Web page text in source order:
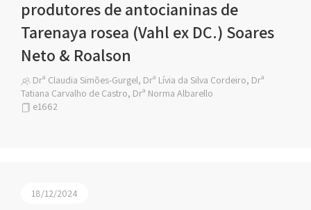
produtores de antocianinas de
Tarenaya rosea (Vahl ex DC.) Soares
Neto & Roalson
Drª Claudia Simões-Gurgel, Drª Lívia da Silva Cordeiro, Drª
Tatiana Carvalho de Castro, Drª Norma Albarello
e1662
18/12/2024